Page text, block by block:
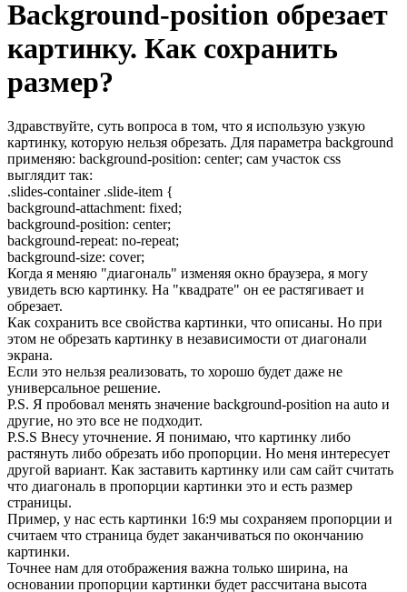
Background-position обрезает
картинку. Как сохранить
размер?
Здравствуйте, суть вопроса в том, что я использую узкую
картинку, которую нельзя обрезать. Для параметра background
применяю: background-position: center; сам участок css
выглядит так:
.slides-container .slide-item {
background-attachment: fixed;
background-position: center;
background-repeat: no-repeat;
background-size: cover;
Когда я меняю "диагональ" изменяя окно браузера, я могу
увидеть всю картинку. На "квадрате" он ее растягивает и
обрезает.
Как сохранить все свойства картинки, что описаны. Но при
этом не обрезать картинку в независимости от диагонали
экрана.
Если это нельзя реализовать, то хорошо будет даже не
универсальное решение.
P.S. Я пробовал менять значение background-position на auto и
другие, но это все не подходит.
P.S.S Внесу уточнение. Я понимаю, что картинку либо
растянуть либо обрезать ибо пропорции. Но меня интересует
другой вариант. Как заставить картинку или сам сайт считать
что диагональ в пропорции картинки это и есть размер
страницы.
Пример, у нас есть картинки 16:9 мы сохраняем пропорции и
считаем что страница будет заканчиваться по окончанию
картинки.
Точнее нам для отображения важна только ширина, на
основании пропорции картинки будет рассчитана высота